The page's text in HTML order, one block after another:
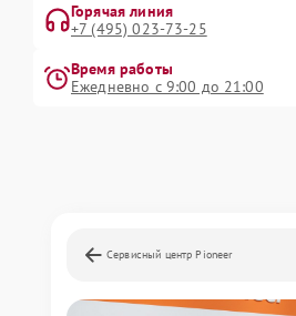
Горячая линия
+7 (495) 023-73-25
Время работы
Ежедневно с 9:00 до 21:00
Сервисный центр Pioneer